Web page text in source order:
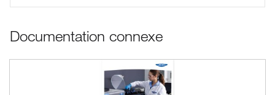
Documentation connexe